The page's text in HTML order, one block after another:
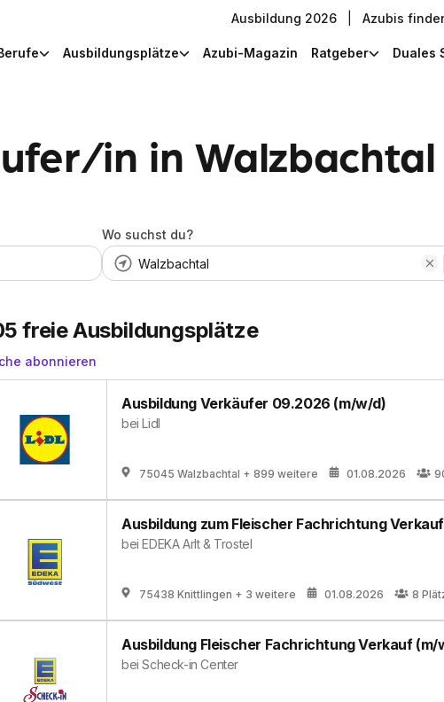
Ausbildung 2026 Azubis
Ausbildungsplätze Azubi-Magazin Ratgeber Duales
in in Walzbachtal
Wo suchst du?
freie Ausbildungsplätze
abonnieren
Ausbildung Verkäufer 09.2026 (m/w/d)
beiLidl
75045 Walzbachtal + 899 weitere 01.08.2026
Ausbildung zum Fleischer Fachrichtung
beiEDEKA Arlt & Trostel
75438 Knittlingen + 3 weitere 01.08.2026 8
Ausbildung Fleischer Fachrichtung Verkauf (m/
beiScheck-in Center